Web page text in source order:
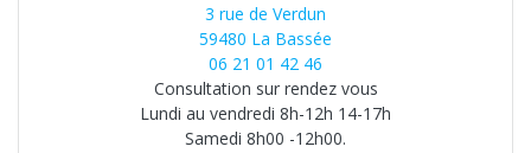
3 rue de Verdun
59480 La Bassée
06 21 01 42 46
Consultation sur rendez vous
Lundi au vendredi 8h-12h 14-17h
Samedi 8h00 -12h00.